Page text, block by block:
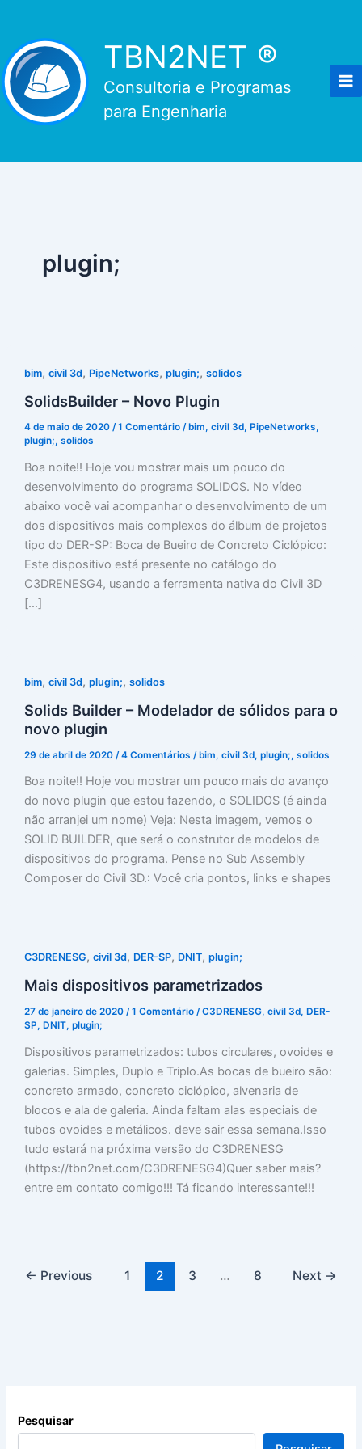
conteúdo
TBN2NET ®
Consultoria e Programas
para Engenharia
plugin;
bim, civil 3d, PipeNetworks, plugin;, solidos
SolidsBuilder – Novo Plugin
4 de maio de 2020 /1 Comentário / bim, civil 3d, PipeNetworks,
plugin;, solidos
Boa noite!! Hoje vou mostrar mais um pouco do
desenvolvimento do programa SOLIDOS. No vídeo
abaixo você vai acompanhar o desenvolvimento de um
dos dispositivos mais complexos do álbum de projetos
tipo do DER-SP: Boca de Bueiro de Concreto Ciclópico:
Este dispositivo está presente no catálogo do
C3DRENESG4, usando a ferramenta nativa do Civil 3D
[…]
bim, civil 3d, plugin;, solidos
Solids Builder – Modelador de sólidos para o
novo plugin
29 de abril de 2020 /4 Comentários /bim, civil 3d, plugin;, solidos
Boa noite!! Hoje vou mostrar um pouco mais do avanço
do novo plugin que estou fazendo, o SOLIDOS (é ainda
não arranjei um nome) Veja: Nesta imagem, vemos o
SOLID BUILDER, que será o construtor de modelos de
dispositivos do programa. Pense no Sub Assembly
Composer do Civil 3D.: Você cria pontos, links e shapes
C3DRENESG, civil 3d, DER-SP, DNIT, plugin;
Mais dispositivos parametrizados
27 de janeiro de 2020 /1 Comentário /C3DRENESG, civil 3d, DER-
SP, DNIT, plugin;
Dispositivos parametrizados: tubos circulares, ovoides e
galerias. Simples, Duplo e Triplo.As bocas de bueiro são:
concreto armado, concreto ciclópico, alvenaria de
blocos e ala de galeria. Ainda faltam alas especiais de
tubos ovoides e metálicos. deve sair essa semana.Isso
tudo estará na próxima versão do C3DRENESG
(https://tbn2net.com/C3DRENESG4)Quer saber mais?
entre em contato comigo!!! Tá ficando interessante!!!
← Previous 1 2 3 … 8 Next →
Pesquisar